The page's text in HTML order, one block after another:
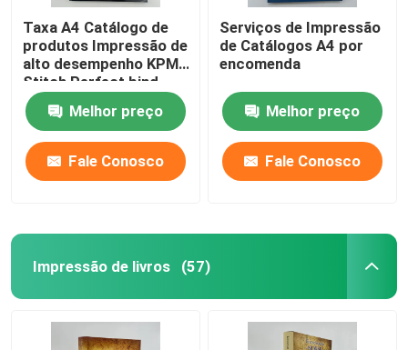
Taxa A4 Catálogo de
produtos Impressão de
alto desempenho KPMI
Stitch Perfect bind
Melhor preço
Fale Conosco
Serviços de Impressão
de Catálogos A4 por
encomenda
Melhor preço
Fale Conosco
Impressão de livros (57)